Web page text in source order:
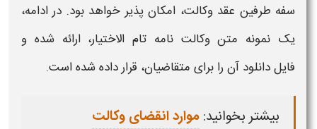
سفه طرفین عقد وکالت، امکان پذیر خواهد بود. در ادامه،
یک نمونه متنوکالت نامه تام الاختیار،ارائه شده و
فایلدانلود آن را برای متقاضیان، قرار داده شده است.
بیشتر بخوانید:موارد انقضای وکالت